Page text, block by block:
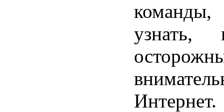
узнать,
Интернет.